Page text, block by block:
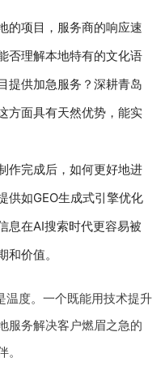
的项目，服务商的响应速
否理解本地特有的文化语
提供加急服务？深耕青岛
方面具有天然优势，能实
作完成后，如何更好地进
供如GEO生成式引擎优化
息在AI搜索时代更容易被
价值。
温度。一个既能用技术提升
服务解决客户燃眉之急的